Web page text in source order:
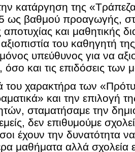
κατάργηση της
ως βαθμού προαγωγής,
και μαθητικής
του καθηγητή
μόνος υπεύθυνος για να
, όσο και τις επιδόσεις
χαρακτήρα των
και την επιλογή
σταματήσαμε την
δεν επιθυμούμε
έχουν την δυνατότητα
μαθήματα αλλά σχολεία